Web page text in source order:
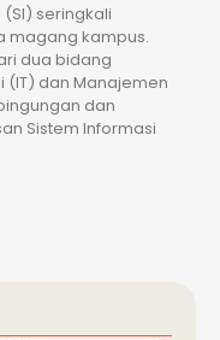
seringkali
magang kampus.
dua bidang
(IT) dan Manajemen
dan
Sistem Informasi